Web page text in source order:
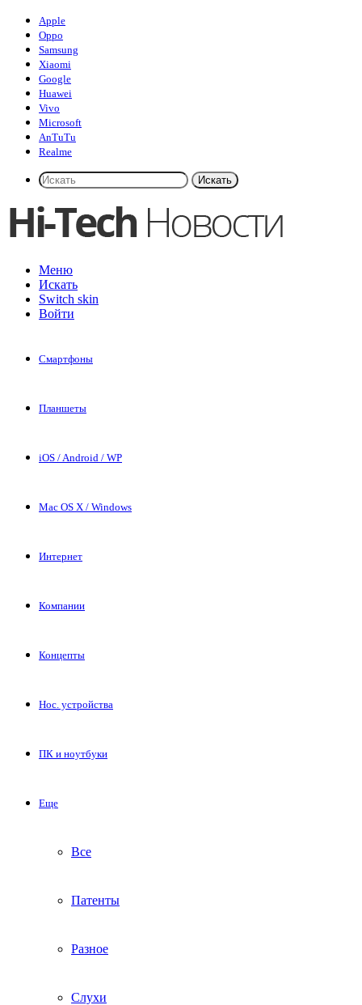
Apple
Oppo
Samsung
Xiaomi
Google
Huawei
Vivo
Microsoft
AnTuTu
Realme
Искать
Меню
Искать
Switch skin
Войти
Смартфоны
Планшеты
iOS / Android / WP
Mac OS X / Windows
Интернет
Компании
Концепты
Нос. устройства
ПК и ноутбуки
Еще
Все
Патенты
Разное
Слухи